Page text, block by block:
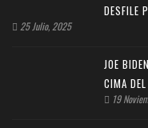
DESFILE
25 Julio, 2025
JOE
CIMA
19